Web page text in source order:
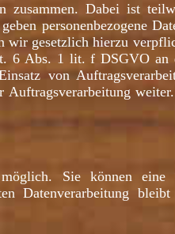
zusammen. Dabei ist
personenbezogene
wir gesetzlich hierzu
6 Abs. 1 lit. f DSGVO an
von
Auftragsverarbeitung
Sie können eine
Datenverarbeitung